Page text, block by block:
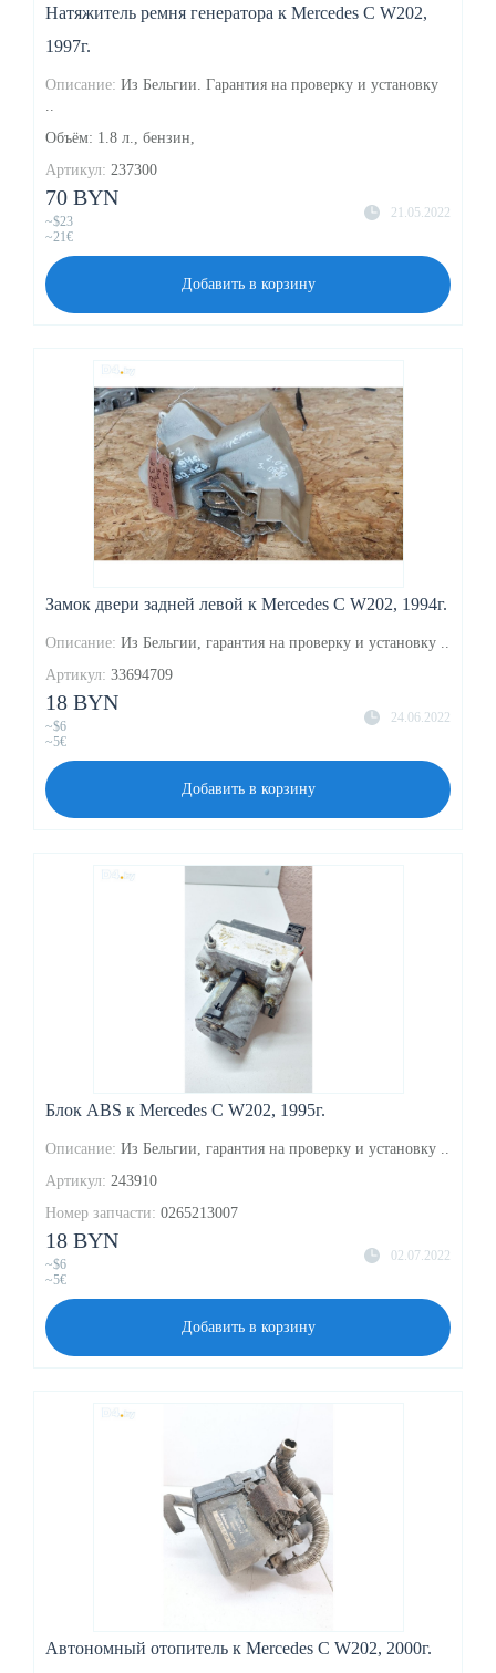
Натяжитель ремня генератора к Mercedes C W202,
1997г.
Описание: Из Бельгии. Гарантия на проверку и установку
Объём: 1.8 л., бензин,
Артикул: 237300
21.05.2022
70 BYN
~$23
~21€
Добавить в корзину
Замок двери задней левой к Mercedes C W202, 1994г.
Описание: Из Бельгии, гарантия на проверку и установку ..
Артикул: 33694709
24.06.2022
18 BYN
~$6
~5€
Добавить в корзину
Блок ABS к Mercedes C W202, 1995г.
Описание: Из Бельгии, гарантия на проверку и установку ..
Артикул: 243910
Номер запчасти: 0265213007
02.07.2022
18 BYN
~$6
~5€
Добавить в корзину
Автономный отопитель к Mercedes C W202, 2000г.